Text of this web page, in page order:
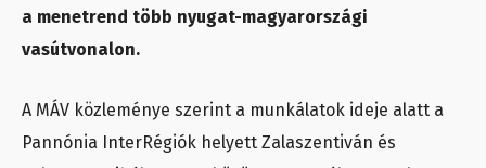
a menetrend több nyugat-magyarországi
vasútvonalon.
A MÁV közleménye szerint a munkálatok ideje alatt a
Pannónia InterRégiók helyett Zalaszentiván és